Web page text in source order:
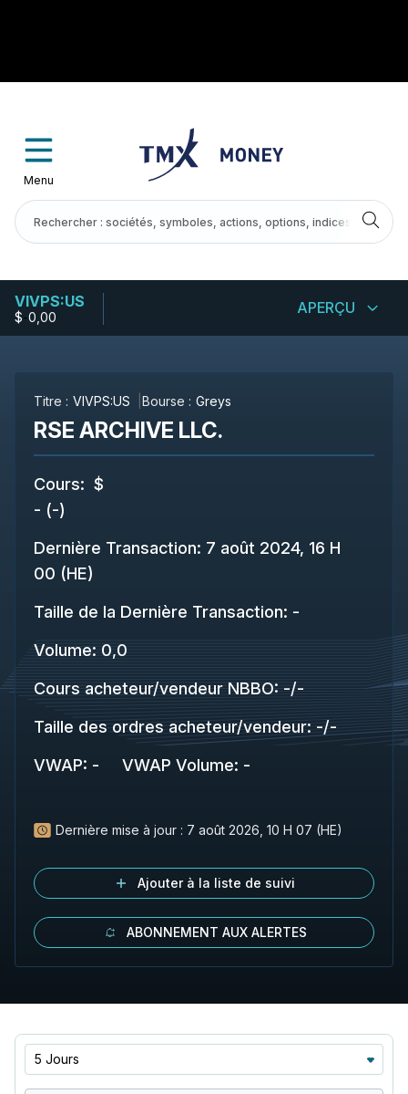
Menu
VIVPS:US
$-0,00 APERÇU
Titre : VIVPS:US Bourse : Greys
RSE ARCHIVE LLC.
Cours: $
- (-)
Dernière Transaction: 7 août 2024, 16 H
00 (HE)
Taille de la Dernière Transaction: -
Volume: 0,0
Cours acheteur/vendeur NBBO: -/-
Taille des ordres acheteur/vendeur: -/-
VWAP: - VWAP Volume: -
Dernière mise à jour : 7 août 2026, 10 H 07 (HE)
Ajouter à la liste de suivi
ABONNEMENT AUX ALERTES
5 Jours